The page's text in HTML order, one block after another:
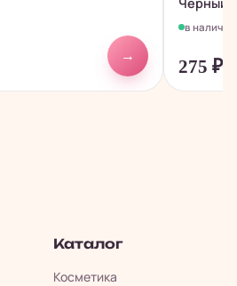
→
в наличии
275₽
Каталог
Косметика